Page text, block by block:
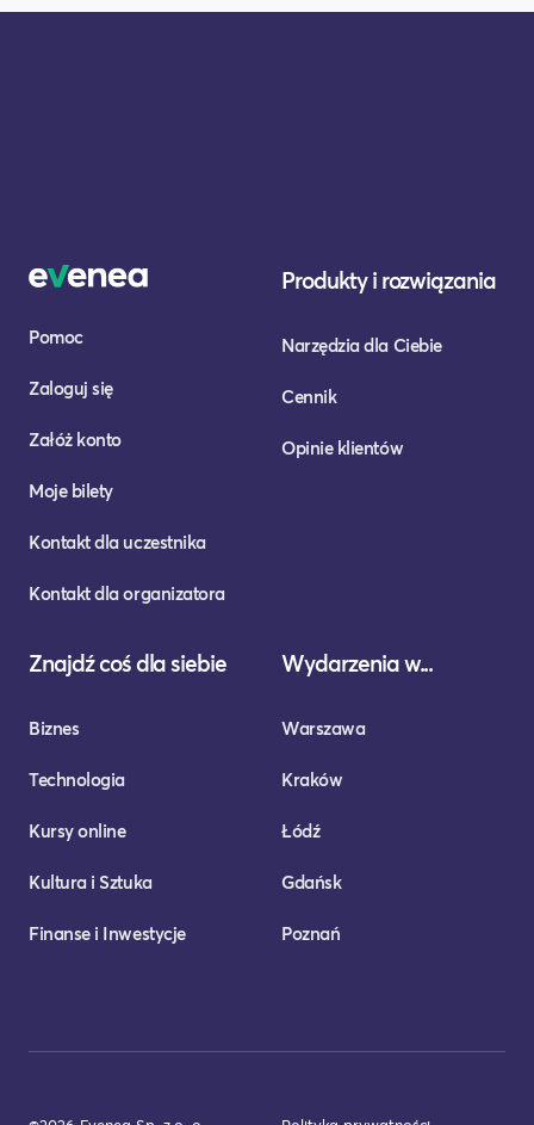
Pomoc
Zaloguj się
Załóż konto
Moje bilety
Kontakt dla uczestnika
Kontakt dla organizatora
Produkty i rozwiązania
Narzędzia dla Ciebie
Cennik
Opinie klientów
Znajdź coś dla siebie
Biznes
Technologia
Kursy online
Kultura i Sztuka
Finanse i Inwestycje
Wydarzenia w...
Warszawa
Kraków
Łódź
Gdańsk
Poznań